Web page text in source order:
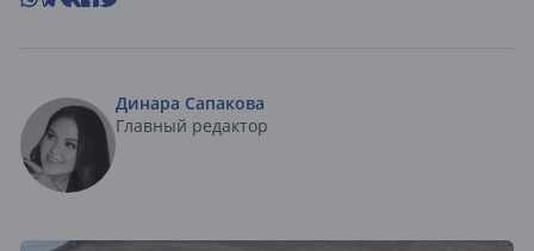
Динара Сапакова
Главный редактор